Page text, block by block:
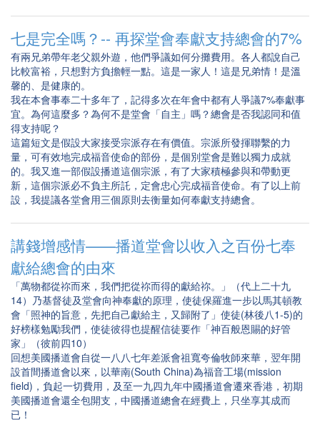
七是完全嗎？-- 再探堂會奉獻支持總會的7%
有兩兄弟帶年老父親外遊，他們爭議如何分攤費用。各人都說自己
比較富裕，只想對方負擔輕一點。這是一家人！這是兄弟情！是溫
馨的、是健康的。
我在本會事奉二十多年了，記得多次在年會中都有人爭議7%奉獻事
宜。為何這麼多？為何不是堂會「自主」嗎？總會是否我認同和值
得支持呢？
這篇短文是假設大家接受宗派存在有價值。宗派所發揮聯繫的力
量，可有效地完成福音使命的部份，是個別堂會是難以獨力成就
的。我又進一部假設播道這個宗派，有了大家積極參與和帶動更
新，這個宗派必不負主所託，定會忠心完成福音使命。有了以上前
設，我提議各堂會用三個原則去衡量如何奉獻支持總會。
講錢增感情——播道堂會以收入之百份七奉
獻給總會的由來
「萬物都從祢而來，我們把從祢而得的獻給祢。」（代上二十九
14）乃基督徒及堂會向神奉獻的原理，使徒保羅進一步以馬其頓教
會「照神的旨意，先把自己獻給主，又歸附了」使徒(林後八1-5)的
好榜樣勉勵我們，使徒彼得也提醒信徒要作「神百般恩賜的好管
家」（彼前四10）
回想美國播道會自從一八八七年差派會祖寬夸倫牧師來華，翌年開
設首間播道會以來，以華南(South China)為福音工場(mission
field)，負起一切費用，及至一九四九年中國播道會遷來香港，初期
美國播道會還全包開支，中國播道總會在經費上，只坐享其成而
已！